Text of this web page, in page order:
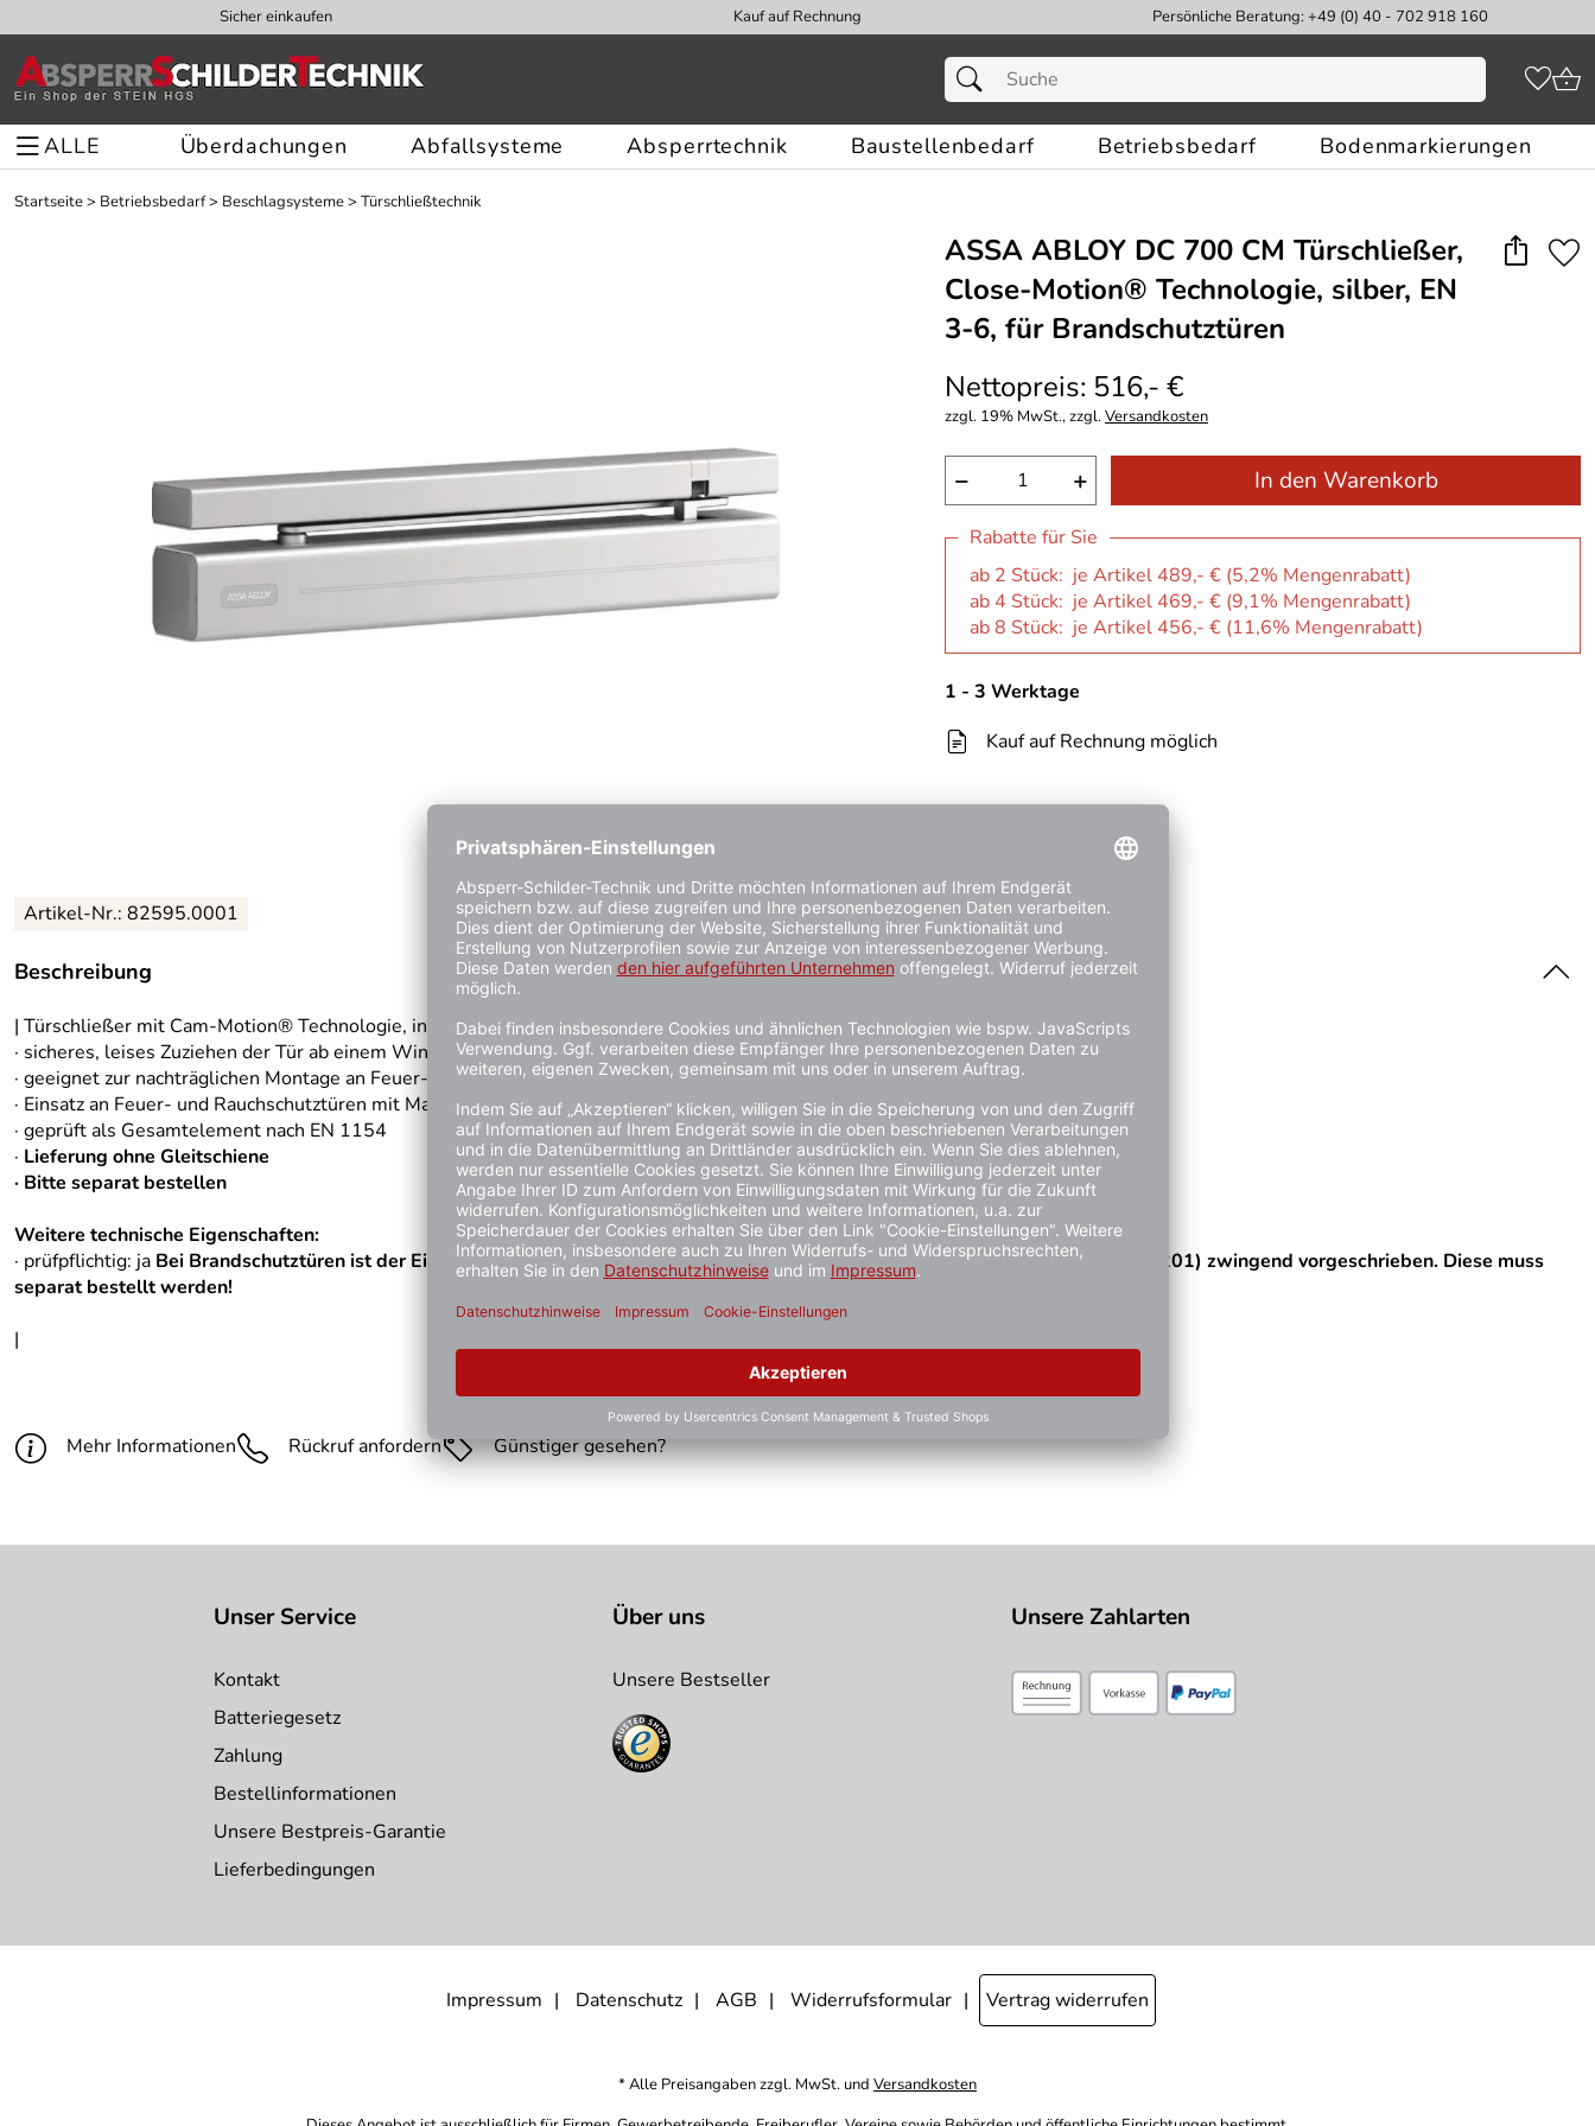
Sicher einkaufen Kauf auf Rechnung Persönliche Beratung: +49 (0) 40 - 702 918 160
ALLE Überdachungen Abfallsysteme Absperrtechnik Baustellenbedarf Betriebsbedarf Bodenmarkierungen
Startseite> Betriebsbedarf> Beschlagsysteme> Türschließtechnik
ASSA ABLOY DC 700 CM Türschließer,
Close-Motion® Technologie, silber, EN
3-6, für Brandschutztüren
Nettopreis: 516,- €
zzgl. 19% MwSt., zzgl.Versandkosten
− + In den Warenkorb
Rabatte für Sie
ab 2 Stück: je Artikel 489,- € (5,2% Mengenrabatt)
ab 4 Stück: je Artikel 469,- € (9,1% Mengenrabatt)
ab 8 Stück: je Artikel 456,- € (11,6% Mengenrabatt)
1 - 3 Werktage
Kauf auf Rechnung möglich
Artikel-Nr.: 82595.0001
Beschreibung
| Türschließer mit Cam-Motion® Technologie, integriertemClose-Motion®Element
· sicheres, leises Zuziehen der Tür ab einem Winkel von ≤ 10°
· geeignet zur nachträglichen Montage an Feuer- und Rauchschutztüren, Befestigung nach Bohrbild DIN EN 1154
· Einsatz an Feuer- und Rauchschutztüren mit Manipulationssicherung
· geprüft als Gesamtelement nach EN 1154
· Lieferung ohne Gleitschiene
· Bitte separat bestellen
Weitere technische Eigenschaften:
· prüfpflichtig: ja Bei Brandschutztüren ist der Einsatz einer Manipulatiossicherung (DIN rechts 3000 255 200 / DIN links 3000 255 201) zwingend vorgeschrieben. Diese muss
separat bestellt werden!
|
Mehr Informationen Rückruf anfordern Günstiger gesehen?
Unser Service
Kontakt
Batteriegesetz
Zahlung
Bestellinformationen
Unsere Bestpreis-Garantie
Lieferbedingungen
Über uns
Unsere Bestseller
Unsere Zahlarten
Impressum Datenschutz AGB Widerrufsformular Vertrag widerrufen
* Alle Preisangaben zzgl. MwSt. und Versandkosten